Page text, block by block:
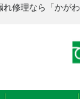
修理なら「かが